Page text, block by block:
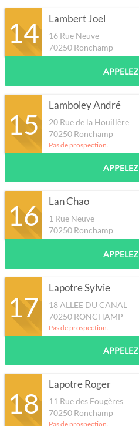
14 Lambert Joel
16 Rue Neuve
70250 Ronchamp
APPELEZ
15
Lamboley André
20 Rue de la Houillère
70250 Ronchamp
Pas de prospection.
APPELEZ
16 Lan Chao
1 Rue Neuve
70250 Ronchamp
APPELEZ
17
Lapotre Sylvie
18 ALLEE DU CANAL
70250 RONCHAMP
Pas de prospection.
APPELEZ
18
Lapotre Roger
11 Rue des Fougères
70250 Ronchamp
Pas de prospection.